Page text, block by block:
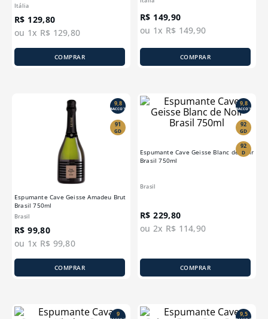
2016 Tinto Itália 750ml
Itália
R$ 129,80
ou 1x R$ 129,80
COMPRAR
R$ 149,90
ou 1x R$ 149,90
COMPRAR
Espumante Cave Geisse Amadeu Brut
Brasil 750ml
Brasil
R$ 99,80
ou 1x R$ 99,80
9,8
BACCO´S
91
GD
COMPRAR
Espumante Cave Geisse Blanc de Noir
Brasil 750ml
Brasil
R$ 229,80
ou 2x R$ 114,90
9,8
BACCO´S
92
GD
92
D
COMPRAR
9 9,5